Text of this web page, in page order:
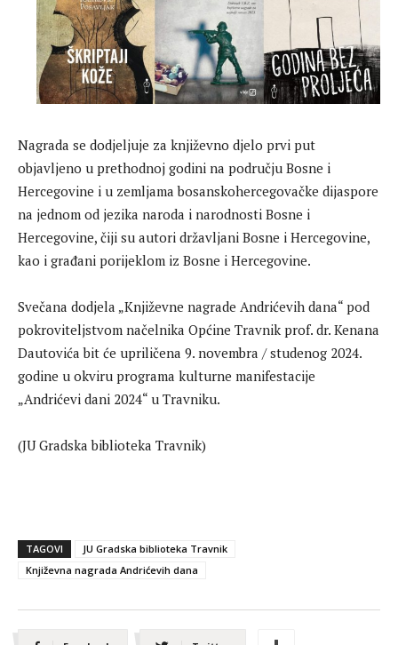
Nagrada se dodjeljuje za književno djelo prvi put
objavljeno u prethodnoj godini na području Bosne i
Hercegovine i u zemljama bosanskohercegovačke dijaspore
na jednom od jezika naroda i narodnosti Bosne i
Hercegovine, čiji su autori državljani Bosne i Hercegovine,
kao i građani porijeklom iz Bosne i Hercegovine.
Svečana dodjela „Književne nagrade Andrićevih dana“ pod
pokroviteljstvom načelnika Općine Travnik prof. dr. Kenana
Dautovića bit će upriličena 9. novembra / studenog 2024.
godine u okviru programa kulturne manifestacije
„Andrićevi dani 2024“ u Travniku.
(JU Gradska biblioteka Travnik)
TAGOVI
JU Gradska biblioteka Travnik
Književna nagrada Andrićevih dana